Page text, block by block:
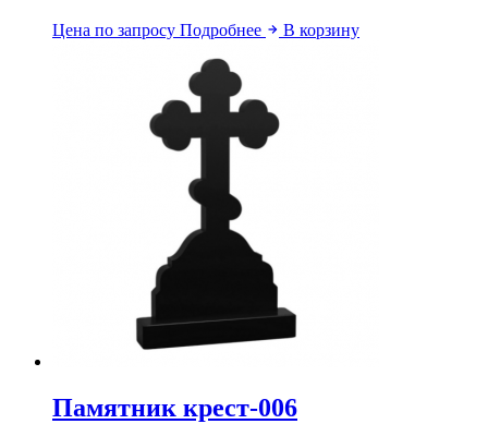
Цена по запросу Подробнее В корзину
Памятник крест-006